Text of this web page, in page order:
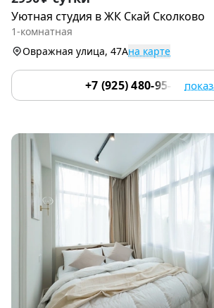
1
of
Уютная студия в ЖК Скай Сколково
1-комнатная
Овражная улица, 47Ана карте
+7 (925) 480-95-17